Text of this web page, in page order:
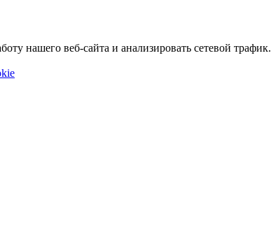
нашего веб-сайта и анализировать сетевой трафик.